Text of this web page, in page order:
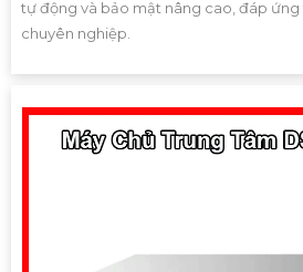
tự động và bảo mật nâng cao, đáp
chuyên nghiệp.